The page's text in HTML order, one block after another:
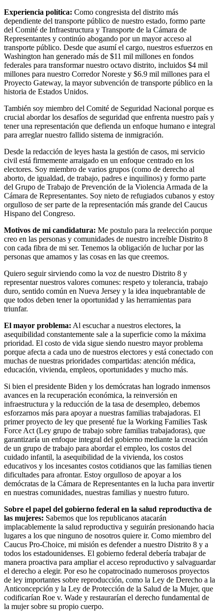
Experiencia política: Como congresista del distrito más
dependiente del transporte público de nuestro estado, formo parte
del Comité de Infraestructura y Transporte de la Cámara de
Representantes y continúo abogando por un mayor acceso al
transporte público. Desde que asumí el cargo, nuestros esfuerzos en
Washington han generado más de $11 mil millones en fondos
federales para transformar nuestro octavo distrito, incluidos $4 mil
millones para nuestro Corredor Noreste y $6.9 mil millones para el
Proyecto Gateway, la mayor subvención de transporte público en la
historia de Estados Unidos.
También soy miembro del Comité de Seguridad Nacional porque es
crucial abordar los desafíos de seguridad que enfrenta nuestro país y
tener una representación que defienda un enfoque humano e integral
para arreglar nuestro fallido sistema de inmigración.
Desde la redacción de leyes hasta la gestión de casos, mi servicio
civil está firmemente arraigado en un enfoque centrado en los
electores. Soy miembro de varios grupos (como de derecho al
aborto, de igualdad, de trabajo, padres e inquilinos) y formo parte
del Grupo de Trabajo de Prevención de la Violencia Armada de la
Cámara de Representantes. Soy nieto de refugiados cubanos y estoy
orgulloso de ser parte de la representación más grande del Caucus
Hispano del Congreso.
Motivos de mi candidatura: Me postulo para la reelección porque
creo en las personas y comunidades de nuestro increíble Distrito 8
con cada fibra de mi ser. Tenemos la obligación de luchar por las
personas que amamos y las cosas en las que creemos.
Quiero seguir sirviendo como la voz de nuestro Distrito 8 y
representar nuestros valores comunes: respeto y tolerancia, trabajo
duro, sentido común en Nueva Jersey y la idea inquebrantable de
que todos deben tener la oportunidad y las herramientas para
triunfar.
El mayor problema: Al escuchar a nuestros electores, la
asequibilidad constantemente sale a la superficie como la máxima
prioridad. El costo de vida sigue siendo nuestro mayor problema
porque afecta a cada uno de nuestros electores y está conectado con
muchas de nuestras prioridades compartidas: atención médica,
educación, vivienda, empleos, oportunidades y mucho más.
Si bien el presidente Biden y los demócratas han logrado inmensos
avances en la recuperación económica, la reinversión en
infraestructura y la reducción de la tasa de desempleo, debemos
esforzarnos más para apoyar a nuestras familias trabajadoras. El
primer proyecto de ley que presenté fue la Working Families Task
Force Act (Ley grupo de trabajo sobre familias trabajadoras), que
garantizaría un enfoque integral del gobierno mediante la creación
de un grupo de trabajo para abordar el empleo, los costos del
cuidado infantil, la asequibilidad de la vivienda, los costos
educativos y los incesantes costos cotidianos que las familias tienen
dificultades para afrontar. Estoy orgulloso de apoyar a los
demócratas de la Cámara de Representantes en la lucha para invertir
en nuestras comunidades, nuestras familias y nuestro futuro.
Sobre el papel del gobierno federal en la salud reproductiva de
las mujeres: Sabemos que los republicanos atacarán
implacablemente la salud reproductiva y seguirán presionando hacia
lugares a los que ninguno de nosotros quiere ir. Como miembro del
Caucus Pro-Choice, mi misión es defender a nuestro Distrito 8 y a
todos los estadounidenses. El gobierno federal debería trabajar de
manera proactiva para ampliar el acceso reproductivo y salvaguardar
el derecho a elegir. Por eso he copatrocinado numerosos proyectos
de ley importantes sobre reproducción, como la Ley de Derecho a la
Anticoncepción y la Ley de Protección de la Salud de la Mujer, que
codificarían Roe v. Wade y restaurarían el derecho fundamental de
la mujer sobre su propio cuerpo.